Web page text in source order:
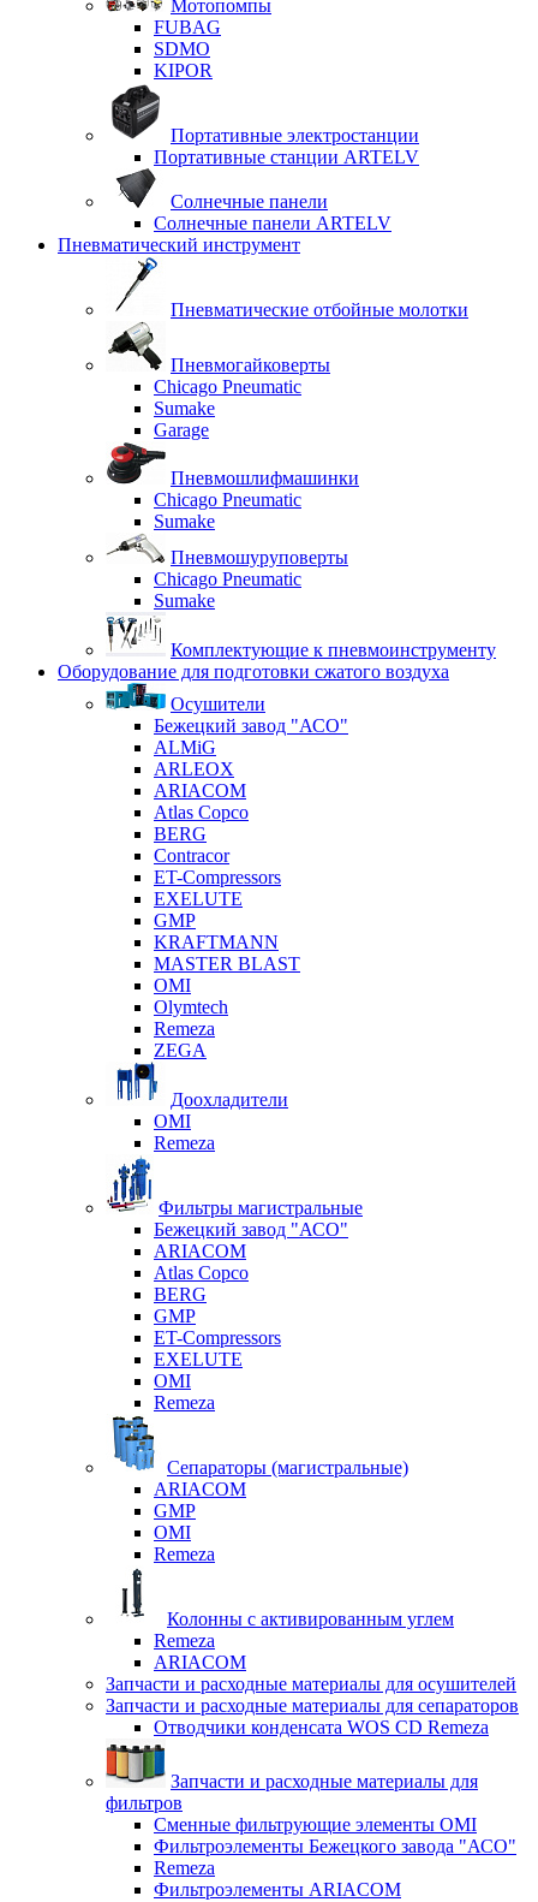
Мотопомпы
FUBAG
SDMO
KIPOR
Портативные электростанции
Портативные станции ARTELV
Солнечные панели
Солнечные панели ARTELV
Пневматический инструмент
Пневматические отбойные молотки
Пневмогайковерты
Chicago Pneumatic
Sumake
Garage
Пневмошлифмашинки
Chicago Pneumatic
Sumake
Пневмошуруповерты
Chicago Pneumatic
Sumake
Комплектующие к пневмоинструменту
Оборудование для подготовки сжатого воздуха
Осушители
Бежецкий завод "АСО"
ALMiG
ARLEOX
ARIACOM
Atlas Copco
BERG
Contracor
ET-Compressors
EXELUTE
GMP
KRAFTMANN
MASTER BLAST
OMI
Olymtech
Remeza
ZEGA
Доохладители
OMI
Remeza
Фильтры магистральные
Бежецкий завод "АСО"
ARIACOM
Atlas Copco
BERG
GMP
ET-Compressors
EXELUTE
OMI
Remeza
Сепараторы (магистральные)
ARIACOM
GMP
OMI
Remeza
Колонны с активированным углем
Remeza
ARIACOM
Запчасти и расходные материалы для осушителей
Запчасти и расходные материалы для сепараторов
Отводчики конденсата WOS CD Remeza
Запчасти и расходные материалы для
фильтров
Сменные фильтрующие элементы OMI
Фильтроэлементы Бежецкого завода "АСО"
Remeza
Фильтроэлементы ARIACOM